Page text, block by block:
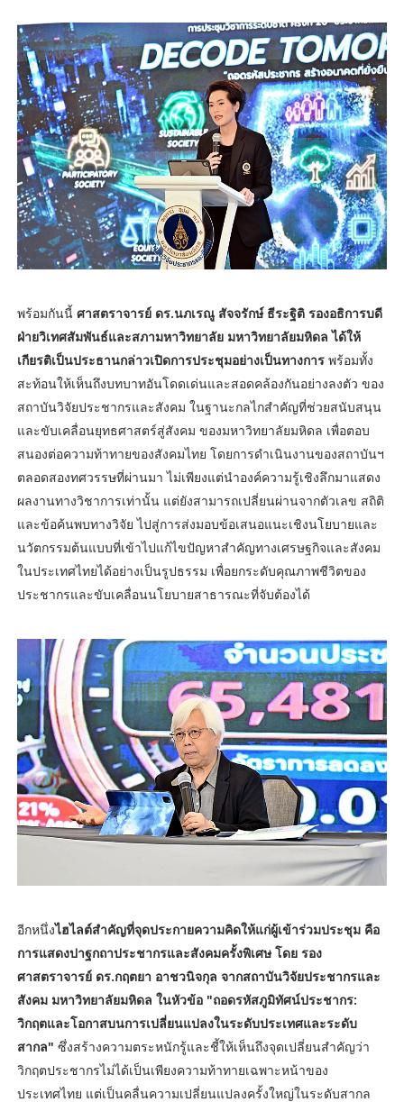
พร้อมกันนี้ ศาสตราจารย์ ดร.นภเรณู สัจจรักษ์ ธีระฐิติ รองอธิการบดี
ฝ่ายวิเทศสัมพันธ์และสภามหาวิทยาลัย มหาวิทยาลัยมหิดล ได้ให้
เกียรติเป็นประธานกล่าวเปิดการประชุมอย่างเป็นทางการพร้อมทั้ง
สะท้อนให้เห็นถึงบทบาทอันโดดเด่นและสอดคล้องกันอย่างลงตัว ของ
สถาบันวิจัยประชากรและสังคม ในฐานะกลไกสำคัญที่ช่วยสนับสนุน
และขับเคลื่อนยุทธศาสตร์สู่สังคม ของมหาวิทยาลัยมหิดล เพื่อตอบ
สนองต่อความท้าทายของสังคมไทย โดยการดำเนินงานของสถาบันฯ
ตลอดสองทศวรรษที่ผ่านมา ไม่เพียงแต่นำองค์ความรู้เชิงลึกมาแสดง
ผลงานทางวิชาการเท่านั้น แต่ยังสามารถเปลี่ยนผ่านจากตัวเลข สถิติ
และข้อค้นพบทางวิจัย ไปสู่การส่งมอบข้อเสนอแนะเชิงนโยบายและ
นวัตกรรมต้นแบบที่เข้าไปแก้ไขปัญหาสำคัญทางเศรษฐกิจและสังคม
ในประเทศไทยได้อย่างเป็นรูปธรรม เพื่อยกระดับคุณภาพชีวิตของ
ประชากรและขับเคลื่อนนโยบายสาธารณะที่จับต้องได้
อีกหนึ่งไฮไลต์สำคัญที่จุดประกายความคิดให้แก่ผู้เข้าร่วมประชุม คือ
การแสดงปาฐกถาประชากรและสังคมครั้งพิเศษ โดย รอง
ศาสตราจารย์ ดร.กฤตยา อาชวนิจกุล จากสถาบันวิจัยประชากรและ
สังคม มหาวิทยาลัยมหิดล ในหัวข้อ "ถอดรหัสภูมิทัศน์ประชากร:
วิกฤตและโอกาสบนการเปลี่ยนแปลงในระดับประเทศและระดับ
สากล" ซึ่งสร้างความตระหนักรู้และชี้ให้เห็นถึงจุดเปลี่ยนสำคัญว่า
วิกฤตประชากรไม่ได้เป็นเพียงความท้าทายเฉพาะหน้าของ
ประเทศไทย แต่เป็นคลื่นความเปลี่ยนแปลงครั้งใหญ่ในระดับสากล